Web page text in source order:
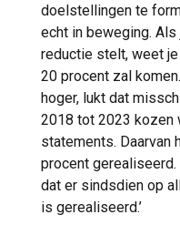
doelstellingen te
echt in beweging.
reductie stelt, weet
20 procent zal
hoger, lukt dat
2018 tot 2023 kozen
statements. Daarvan
procent
dat er sindsdien op
is gerealiseerd.’